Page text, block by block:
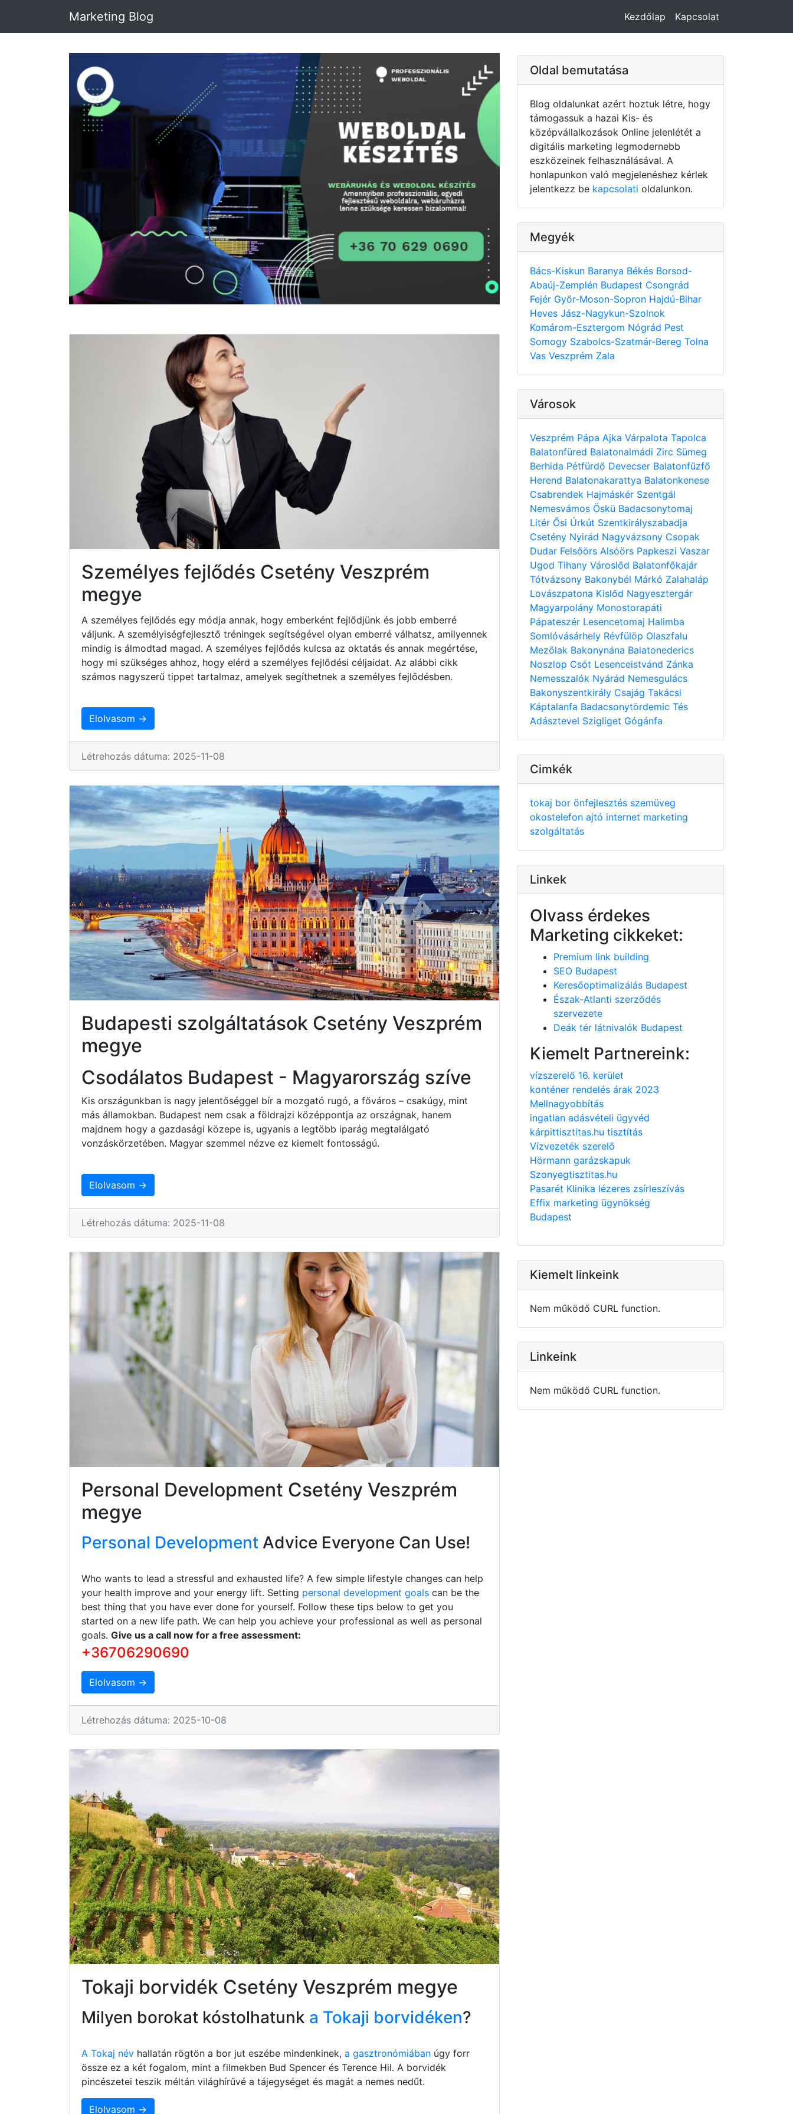
Marketing Blog Kezdőlap Kapcsolat
Személyes fejlődés Csetény Veszprém
megye
A személyes fejlődés egy módja annak, hogy emberként fejlődjünk és jobb emberré
váljunk. A személyiségfejlesztő tréningek segítségével olyan emberré válhatsz, amilyennek
mindig is álmodtad magad. A személyes fejlődés kulcsa az oktatás és annak megértése,
hogy mi szükséges ahhoz, hogy elérd a személyes fejlődési céljaidat. Az alábbi cikk
számos nagyszerű tippet tartalmaz, amelyek segíthetnek a személyes fejlődésben.
Elolvasom →
Létrehozás dátuma: 2025-11-08
Budapesti szolgáltatások Csetény Veszprém
megye
Csodálatos Budapest - Magyarország szíve
Kis országunkban is nagy jelentőséggel bír a mozgató rugó, a főváros – csakúgy, mint
más államokban. Budapest nem csak a földrajzi középpontja az országnak, hanem
majdnem hogy a gazdasági közepe is, ugyanis a legtöbb iparág megtalálgató
vonzáskörzetében. Magyar szemmel nézve ez kiemelt fontosságú.
Elolvasom →
Létrehozás dátuma: 2025-11-08
Personal Development Csetény Veszprém
megye
Personal Development Advice Everyone Can Use!
Who wants to lead a stressful and exhausted life? A few simple lifestyle changes can help
your health improve and your energy lift. Setting personal development goals can be the
best thing that you have ever done for yourself. Follow these tips below to get you
started on a new life path. We can help you achieve your professional as well as personal
goals. Give us a call now for a free assessment:
+36706290690
Elolvasom →
Létrehozás dátuma: 2025-10-08
Tokaji borvidék Csetény Veszprém megye
Milyen borokat kóstolhatunk a Tokaji borvidéken?
A Tokaj név hallatán rögtön a bor jut eszébe mindenkinek, a gasztronómiában úgy forr
össze ez a két fogalom, mint a filmekben Bud Spencer és Terence Hil. A borvidék
pincészetei teszik méltán világhírűvé a tájegységet és magát a nemes nedűt.
Elolvasom →
Oldal bemutatása
Blog oldalunkat azért hoztuk létre, hogy
támogassuk a hazai Kis- és
középvállalkozások Online jelenlétét a
digitális marketing legmodernebb
eszközeinek felhasználásával. A
honlapunkon való megjelenéshez kérlek
jelentkezz be kapcsolati oldalunkon.
Megyék
Bács-Kiskun Baranya Békés Borsod-
Abaúj-Zemplén Budapest Csongrád
Fejér Győr-Moson-Sopron Hajdú-Bihar
Heves Jász-Nagykun-Szolnok
Komárom-Esztergom Nógrád Pest
Somogy Szabolcs-Szatmár-Bereg Tolna
Vas Veszprém Zala
Városok
Veszprém Pápa Ajka Várpalota Tapolca
Balatonfüred Balatonalmádi Zirc Sümeg
Berhida Pétfürdő Devecser Balatonfűzfő
Herend Balatonakarattya Balatonkenese
Csabrendek Hajmáskér Szentgál
Nemesvámos Öskü Badacsonytomaj
Litér Ősi Úrkút Szentkirályszabadja
Csetény Nyirád Nagyvázsony Csopak
Dudar Felsőörs Alsóörs Papkeszi Vaszar
Ugod Tihany Városlőd Balatonfőkajár
Tótvázsony Bakonybél Márkó Zalahaláp
Lovászpatona Kislőd Nagyesztergár
Magyarpolány Monostorapáti
Pápateszér Lesencetomaj Halimba
Somlóvásárhely Révfülöp Olaszfalu
Mezőlak Bakonynána Balatonederics
Noszlop Csót Lesenceistvánd Zánka
Nemesszalók Nyárád Nemesgulács
Bakonyszentkirály Csajág Takácsi
Káptalanfa Badacsonytördemic Tés
Adásztevel Szigliget Gógánfa
Cimkék
tokaj bor önfejlesztés szemüveg
okostelefon ajtó internet marketing
szolgáltatás
Linkek
Olvass érdekes
Marketing cikkeket:
Premium link building
SEO Budapest
Keresőoptimalizálás Budapest
Észak-Atlanti szerződés
szervezete
Deák tér látnivalók Budapest
Kiemelt Partnereink:
vízszerelő 16. kerület
konténer rendelés árak 2023
Mellnagyobbítás
ingatlan adásvételi ügyvéd
kárpittisztitas.hu tisztítás
Vízvezeték szerelő
Hörmann garázskapuk
Szonyegtisztitas.hu
Pasarét Klinika lézeres zsírleszívás
Effix marketing ügynökség
Budapest
Kiemelt linkeink
Nem működő CURL function.
Linkeink
Nem működő CURL function.